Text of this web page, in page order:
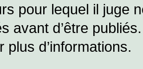
pour lequel il juge
avant d’être
plus d’informations.